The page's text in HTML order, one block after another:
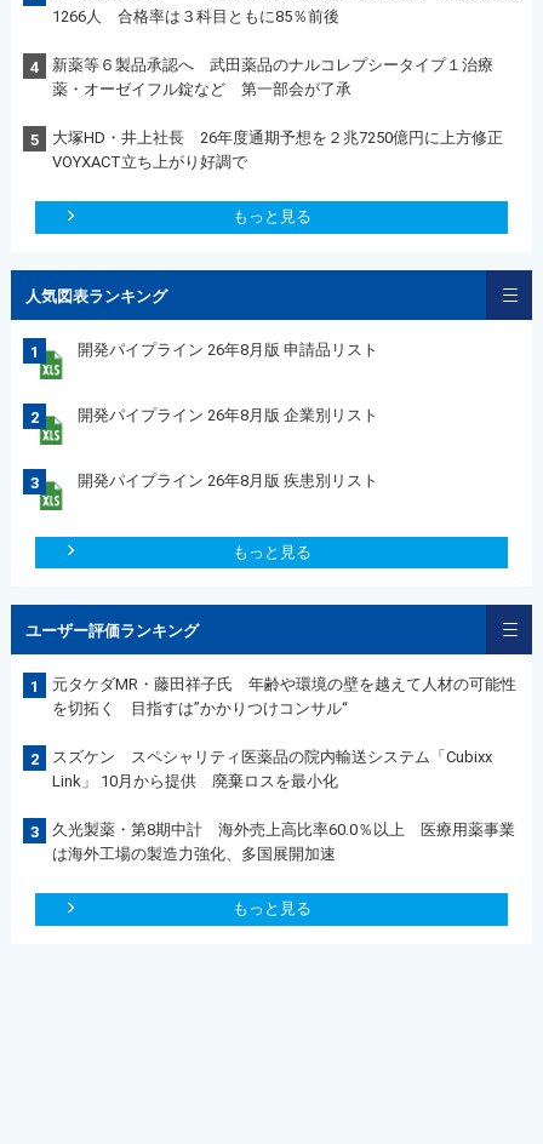
1266人 合格率は３科目ともに85％前後
4
新薬等６製品承認へ 武田薬品のナルコレプシータイプ１治療
薬・オーゼイフル錠など 第一部会が了承
5
大塚HD・井上社長 26年度通期予想を２兆7250億円に上方修正
VOYXACT立ち上がり好調で
もっと見る
人気図表ランキング
1 開発パイプライン 26年8月版 申請品リスト
2 開発パイプライン 26年8月版 企業別リスト
3 開発パイプライン 26年8月版 疾患別リスト
もっと見る
ユーザー評価ランキング
1
元タケダMR・藤田祥子氏 年齢や環境の壁を越えて人材の可能性
を切拓く 目指すは”かかりつけコンサル“
2
スズケン スペシャリティ医薬品の院内輸送システム「Cubixx
Link」 10月から提供 廃棄ロスを最小化
3
久光製薬・第8期中計 海外売上高比率60.0％以上 医療用薬事業
は海外工場の製造力強化、多国展開加速
もっと見る